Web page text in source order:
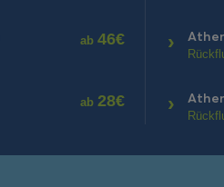
ab 46€ ›
ab 28€ ›